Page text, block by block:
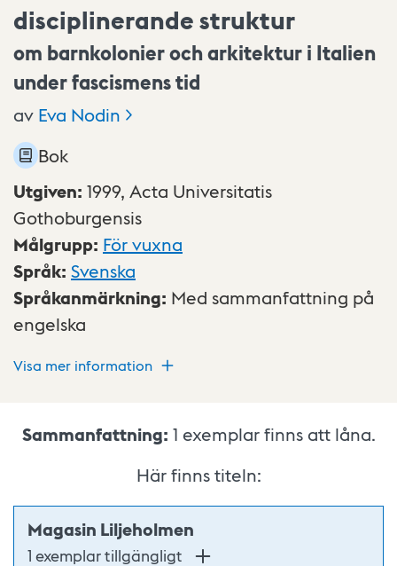
disciplinerande struktur
om barnkolonier och arkitektur i Italien
under fascismens tid
av Eva Nodin
Bok
Utgiven: 1999, Acta Universitatis
Gothoburgensis
Målgrupp: För vuxna
Språk: Svenska
Språkanmärkning: Med sammanfattning på
engelska
Visa mer information
Sammanfattning: 1 exemplar finns att låna.
Här finns titeln:
Magasin Liljeholmen
1 exemplar tillgängligt